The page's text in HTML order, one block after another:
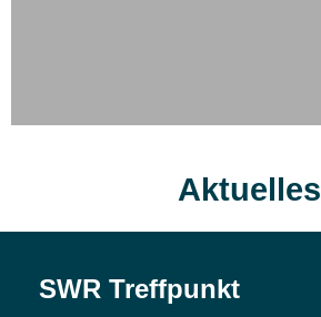
Aktuelles
SWR Treffpunkt